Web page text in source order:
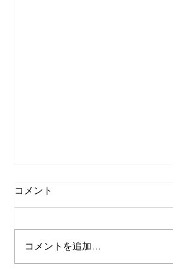
コメント
コメントを追加…